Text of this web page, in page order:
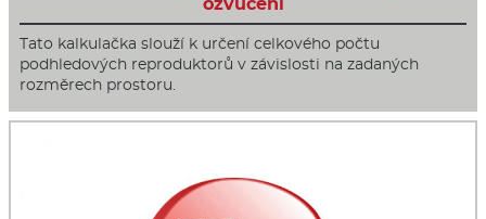
Tato kalkulačka slouží k určení celkového počtu
podhledových reproduktorů v závislosti na zadaných
rozměrech prostoru.